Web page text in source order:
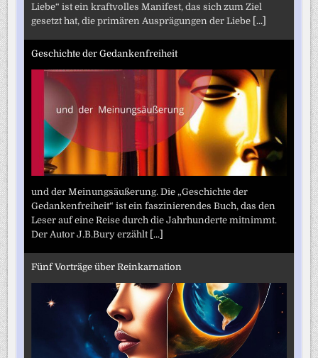
Liebe“ ist ein kraftvolles Manifest, das sich zum Ziel
gesetzt hat, die primären Ausprägungen der Liebe [...]
Geschichte der Gedankenfreiheit
und der Meinungsäußerung. Die „Geschichte der
Gedankenfreiheit“ ist ein faszinierendes Buch, das den
Leser auf eine Reise durch die Jahrhunderte mitnimmt.
Der Autor J.B.Bury erzählt [...]
Fünf Vorträge über Reinkarnation